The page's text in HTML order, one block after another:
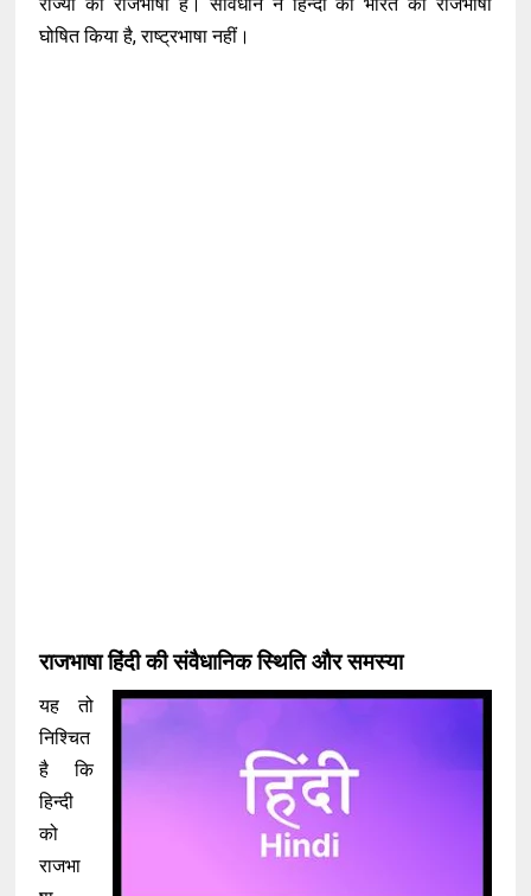
घोषित किया है, राष्ट्रभाषा नहीं।
राजभाषा हिंदी की संवैधानिक स्थिति और समस्या
यह तो
निश्चित
है कि
हिन्दी
को
राजभा